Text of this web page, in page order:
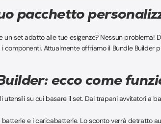
pacchetto
un set adatto alle tue esigenze? Nessun
componenti. Attualmente offriamo il Bundle Builder
ecco come
utensili su cui basare il set. Dai trapani avvitatori a
batterie e i caricabatterie. Lo sconto verrà detratto